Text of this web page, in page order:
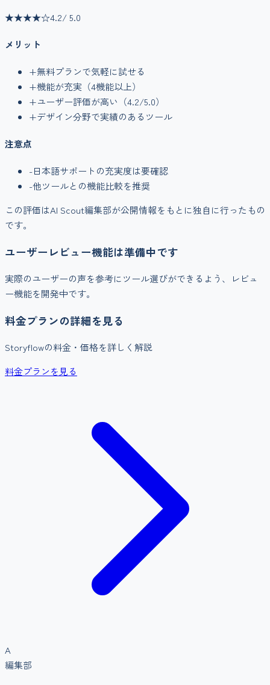
★★★★☆4.2/ 5.0
メリット
+無料プランで気軽に試せる
+機能が充実（4機能以上）
+ユーザー評価が高い（4.2/5.0）
+デザイン分野で実績のあるツール
注意点
-日本語サポートの充実度は要確認
-他ツールとの機能比較を推奨
この評価はAI Scout編集部が公開情報をもとに独自に行ったもの
です。
ユーザーレビュー機能は準備中です
実際のユーザーの声を参考にツール選びができるよう、レビュ
ー機能を開発中です。
料金プランの詳細を見る
Storyflowの料金・価格を詳しく解説
料金プランを見る
A
編集部